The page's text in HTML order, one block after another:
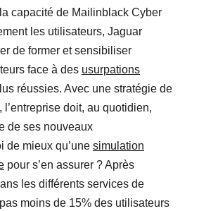
capacité de Mailinblack Cyber
les utilisateurs, Jaguar
de former et sensibiliser
face à des usurpations
réussies. Avec une stratégie de
doit, au quotidien,
de ses nouveaux
mieux qu’une simulation
pour s’en assurer ? Après
les différents services de
moins de 15% des utilisateurs